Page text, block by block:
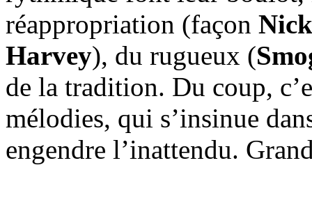
réappropriation (façon
Harvey), du rugueux (
de la tradition. Du coup,
mélodies, qui s’insinue
engendre l’inattendu.